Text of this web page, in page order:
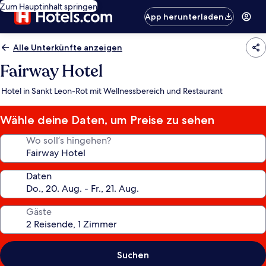
Zum Hauptinhalt springen
App herunterladen
Alle Unterkünfte anzeigen
Fairway Hotel
Hotel in Sankt Leon-Rot mit Wellnessbereich und Restaurant
Wähle deine Daten, um Preise zu sehen
Wo soll’s hingehen?
Daten
Gäste
Suchen